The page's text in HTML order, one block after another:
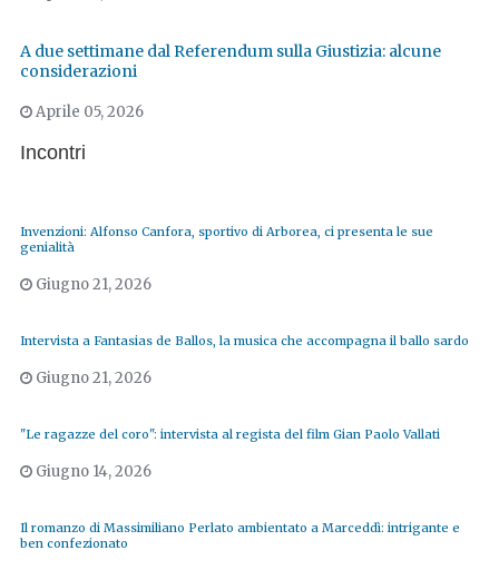
A due settimane dal Referendum sulla Giustizia: alcune
considerazioni
Aprile 05, 2026
Incontri
Invenzioni: Alfonso Canfora, sportivo di Arborea, ci presenta le sue
genialità
Giugno 21, 2026
Intervista a Fantasias de Ballos, la musica che accompagna il ballo sardo
Giugno 21, 2026
"Le ragazze del coro": intervista al regista del film Gian Paolo Vallati
Giugno 14, 2026
Il romanzo di Massimiliano Perlato ambientato a Marceddì: intrigante e
ben confezionato